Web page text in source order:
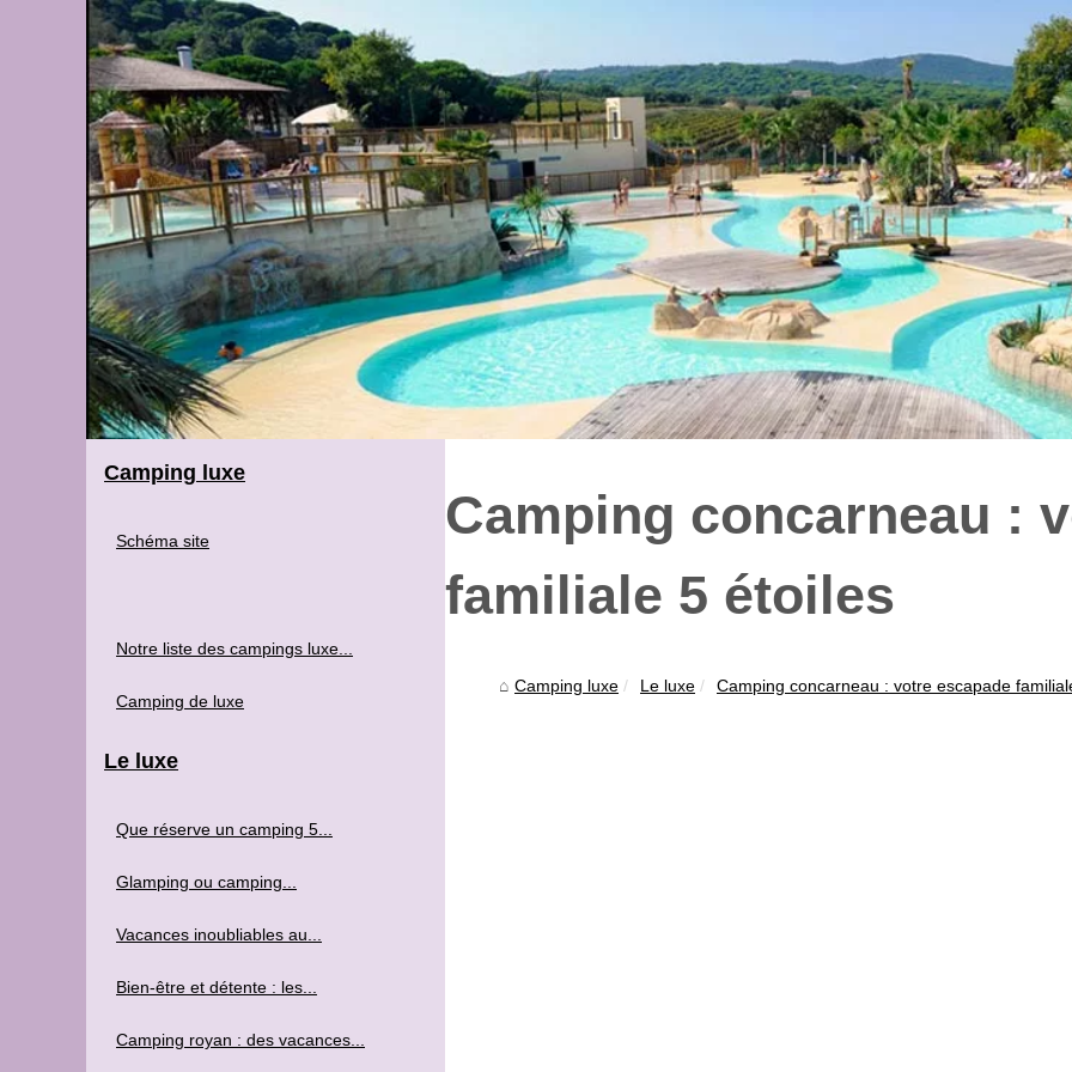
Camping concarneau :
familiale 5 étoiles
Camping luxe Le luxe Camping concarneau : votre escapade
Camping luxe
Schéma site
Notre liste des campings luxe...
Camping de luxe
Le luxe
Que réserve un camping 5...
Glamping ou camping...
Vacances inoubliables au...
Bien-être et détente : les...
Camping royan : des vacances...